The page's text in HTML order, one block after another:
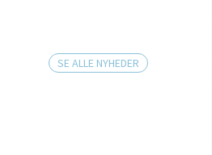
SE ALLE NYHEDER